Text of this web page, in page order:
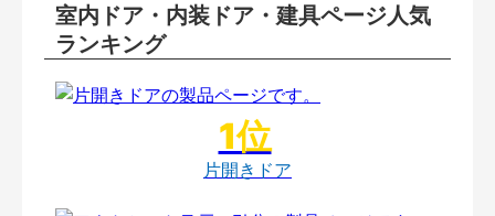
室内ドア・内装ドア・建具ページ人気
ランキング
片開きドア